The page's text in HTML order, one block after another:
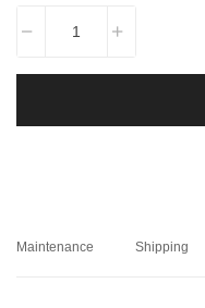
Maintenance Shipping